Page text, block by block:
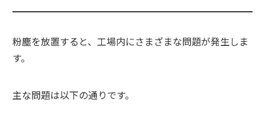
粉塵を放置すると、工場内にさまざまな問題が発生しま
す。
主な問題は以下の通りです。